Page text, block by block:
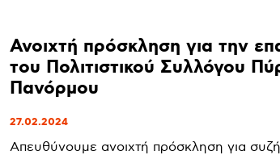
Ανοιχτή πρόσκληση για την
του Πολιτιστικού Συλλόγου
Πανόρμου
27.02.2024
Απευθύνουμε ανοιχτή πρόσκληση για